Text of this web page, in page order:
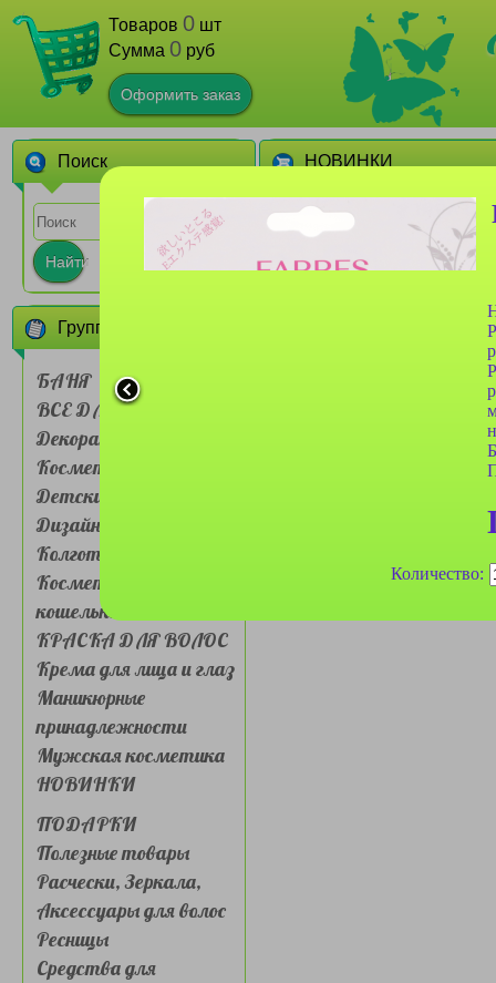
Количество:
Товаров 0 шт
Сумма 0 руб
Оформить заказ
Поиск
Найти
Группы товаров
БАНЯ
ВСЕ ДЛЯ ДОМА
Декоративная
Косметика
Детские товары
Дизайн для ногтей
Колготки, носочки
Косметички, сумочки,
кошельки
КРАСКА ДЛЯ ВОЛОС
Крема для лица и глаз
Маникюрные
принадлежности
Мужская косметика
НОВИНКИ
ПОДАРКИ
Полезные товары
Расчески, Зеркала,
Аксессуары для волос
Ресницы
Средства для
НОВИНКИ
1